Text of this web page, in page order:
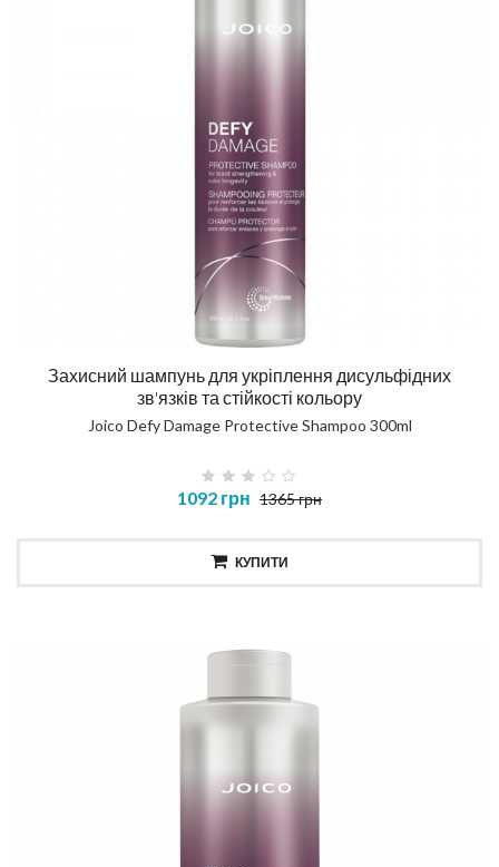
Захисний шампунь для укріплення дисульфідних
зв'язків та стійкості кольору
Joico Defy Damage Protective Shampoo 300ml
1092 грн 1365 грн
КУПИТИ